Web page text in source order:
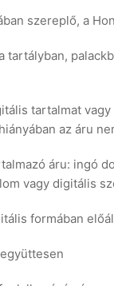
szereplő, a
tartályban,
tartalmat
az áru
áru: ingó
vagy digitális
formában